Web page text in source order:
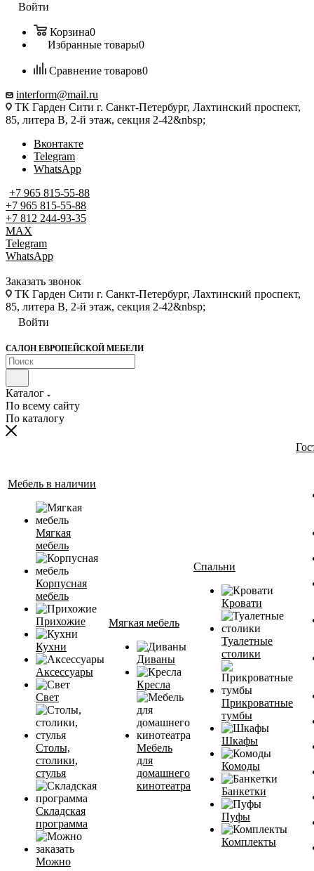
Войти
Корзина0
Избранные товары0
Сравнение товаров0
interform@mail.ru
ТК Гарден Сити г. Санкт-Петербург, Лахтинский проспект,
85, литера В, 2-й этаж, секция 2-42&nbsp;
Вконтакте
Telegram
WhatsApp
+7 965 815-55-88
+7 965 815-55-88
+7 812 244-93-35
MAX
Telegram
WhatsApp
Заказать звонок
ТК Гарден Сити г. Санкт-Петербург, Лахтинский проспект,
85, литера В, 2-й этаж, секция 2-42&nbsp;
Войти
САЛОН ЕВРОПЕЙСКОЙ МЕБЕЛИ
Каталог
По всему сайту
По каталогу
Мебель в наличии
Мягкая
мебель
Корпусная
мебель
Прихожие
Кухни
Аксессуары
Свет
Столы,
столики,
стулья
Складская
программа
Можно
Мягкая мебель
Диваны
Кресла
Мебель
для
домашнего
кинотеатра
Спальни
Кровати
Туалетные
столики
Прикроватные
тумбы
Шкафы
Комоды
Банкетки
Пуфы
Комплекты